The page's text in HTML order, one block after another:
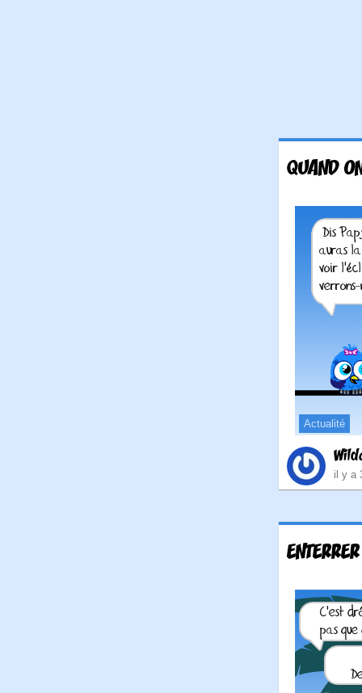
QUAND
Actualité
il y a